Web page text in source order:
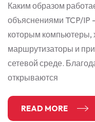
Каким образом
объяснениями TCP/IP
которым компьютеры,
маршрутизаторы и
сетевой среде.
открываются
READ MORE